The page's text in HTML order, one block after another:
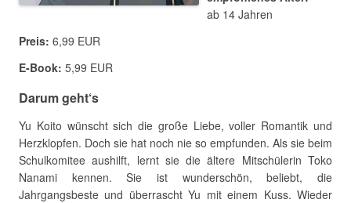
ab 14 Jahren
Preis: 6,99 EUR
E-Book: 5,99 EUR
Darum geht‘s
Yu Koito wünscht sich die große Liebe, voller Romantik und
Herzklopfen. Doch sie hat noch nie so empfunden. Als sie beim
Schulkomitee aushilft, lernt sie die ältere Mitschülerin Toko
Nanami kennen. Sie ist wunderschön, beliebt, die
Jahrgangsbeste und überrascht Yu mit einem Kuss. Wieder